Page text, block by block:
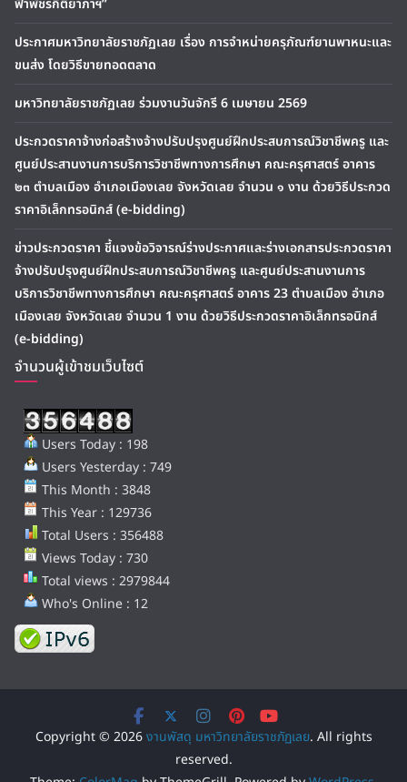
ฟ้าพัชรกิติยาภาฯ”
ประกาศมหาวิทยาลัยราชภัฏเลย เรื่อง การจำหน่ายครุภัณฑ์ยานพาหนะและ
ขนส่ง โดยวิธีขายทอดตลาด
มหาวิทยาลัยราชภัฏเลย ร่วมงานวันจักรี 6 เมษายน 2569
ประกวดราคาจ้างก่อสร้างจ้างปรับปรุงศูนย์ฝึกประสบการณ์วิชาชีพครู และ
ศูนย์ประสานงานการบริการวิชาชีพทางการศึกษา คณะครุศาสตร์ อาคาร
๒๓ ตำบลเมือง อำเภอเมืองเลย จังหวัดเลย จำนวน ๑ งาน ด้วยวิธีประกวด
ราคาอิเล็กทรอนิกส์ (e-bidding)
ข่าวประกวดราคา ชี้แจงข้อวิจารณ์ร่างประกาศและร่างเอกสารประกวดราคา
จ้างปรับปรุงศูนย์ฝึกประสบการณ์วิชาชีพครู และศูนย์ประสานงานการ
บริการวิชาชีพทางการศึกษา คณะครุศาสตร์ อาคาร 23 ตำบลเมือง อำเภอ
เมืองเลย จังหวัดเลย จำนวน 1 งาน ด้วยวิธีประกวดราคาอิเล็กทรอนิกส์
(e-bidding)
จำนวนผู้เข้าชมเว็บไซต์
Users Today : 198
Users Yesterday : 749
This Month : 3848
This Year : 129736
Total Users : 356488
Views Today : 730
Total views : 2979844
Who's Online : 12
Copyright © 2026งานพัสดุ มหาวิทยาลัยราชภัฏเลย. All rights
reserved.